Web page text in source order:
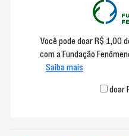
Você pode doar R$ 1,00
com a Fundação
Saiba mais
doar